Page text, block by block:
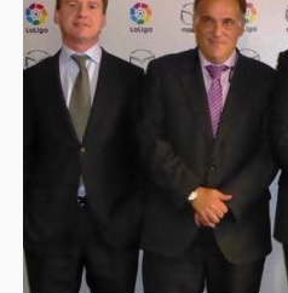
NEWSLETTER